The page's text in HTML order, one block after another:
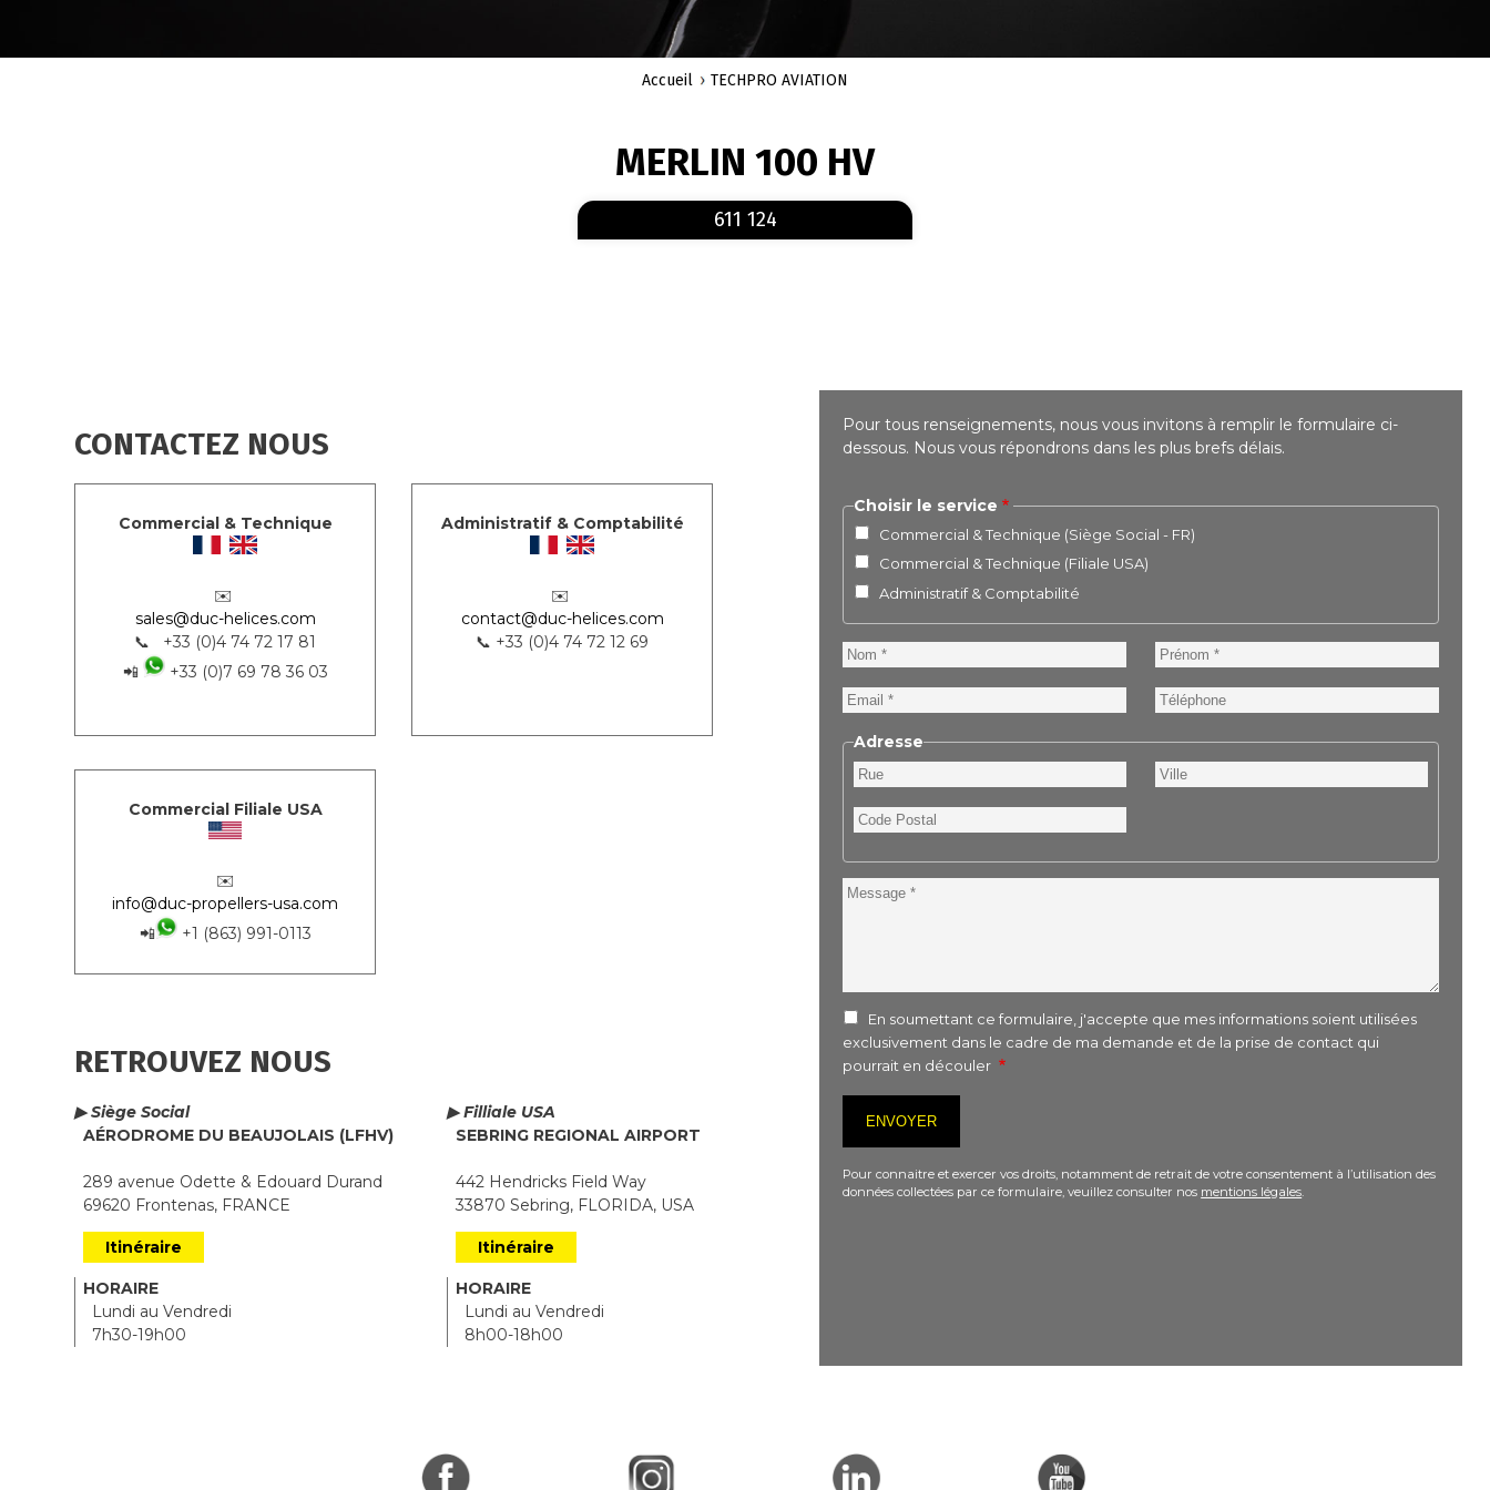
Accueil TECHPRO AVIATION
MERLIN 100 HV
611 124
CONTACTEZ NOUS
Commercial & Technique
✉️
sales@duc-helices.com
📞 +33 (0)4 74 72 17 81
📲
+33 (0)7 69 78 36 03
Administratif & Comptabilité
✉️
contact@duc-helices.com
📞 +33 (0)4 74 72 12 69
Commercial Filiale USA
✉️
info@duc-propellers-usa.com
📲
+1 (863) 991-0113
RETROUVEZ NOUS
▶ Siège Social
AÉRODROME DU BEAUJOLAIS (LFHV)
289 avenue Odette & Edouard Durand
69620 Frontenas, FRANCE
Itinéraire
HORAIRE
Lundi au Vendredi
7h30-19h00
▶ Filliale USA
SEBRING REGIONAL AIRPORT
442 Hendricks Field Way
33870 Sebring, FLORIDA, USA
Itinéraire
HORAIRE
Lundi au Vendredi
8h00-18h00
Pour tous renseignements, nous vous invitons à remplir le formulaire ci-
dessous. Nous vous répondrons dans les plus brefs délais.
Choisir le service
Commercial & Technique (Siège Social - FR)
Commercial & Technique (Filiale USA)
Administratif & Comptabilité
Nom Prénom
Email Téléphone
Adresse
Rue Ville
Code
Postal
Message
En soumettant ce formulaire, j'accepte que mes informations soient utilisées
exclusivement dans le cadre de ma demande et de la prise de contact qui
pourrait en découler
Pour connaitre et exercer vos droits, notamment de retrait de votre consentement à l’utilisation des
données collectées par ce formulaire, veuillez consulter nos mentions légales.